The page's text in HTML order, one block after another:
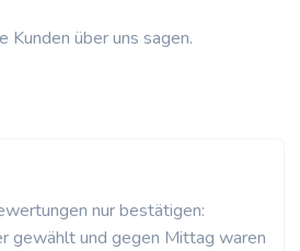
Kunden über uns sagen.
nur bestätigen:
gewählt und gegen Mittag waren